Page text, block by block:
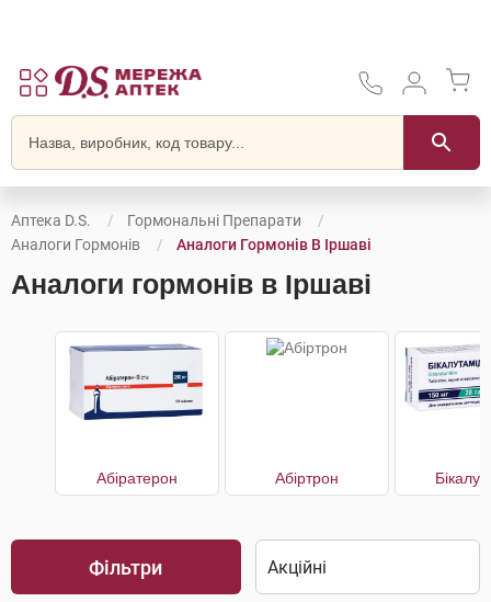
Аптека D.S.
Гормональні Препарати
Аналоги Гормонів
Аналоги Гормонів В Іршаві
Аналоги гормонів в Іршаві
Абіратерон Абіртрон
Фільтри